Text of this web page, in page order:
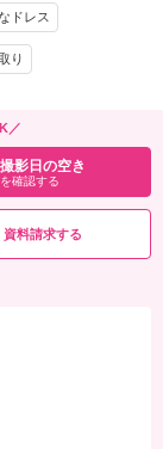
ペットと撮影
ニア・スタジオ撮影・
ルバム・全データ・修
影日の空き
確認する
ドレス
り
／
撮影日の空き
を確認する
資料請求する